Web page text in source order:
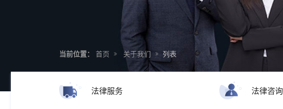
当前位置： 首页 关于我们 列表
法律服务 法律咨询